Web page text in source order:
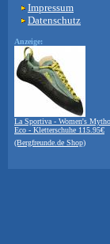
Impressum
Datenschutz
Anzeige:
La Sportiva - Women's
Eco - Kletterschuhe 115.95€
(Bergfreunde.de Shop)